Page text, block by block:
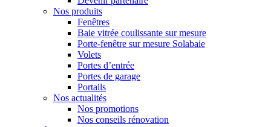
Nos produits
Fenêtres
Baie vitrée coulissante sur mesure
Porte-fenêtre sur mesure Solabaie
Volets
Portes d’entrée
Portes de garage
Portails
Nos actualités
Nos promotions
Nos conseils rénovation